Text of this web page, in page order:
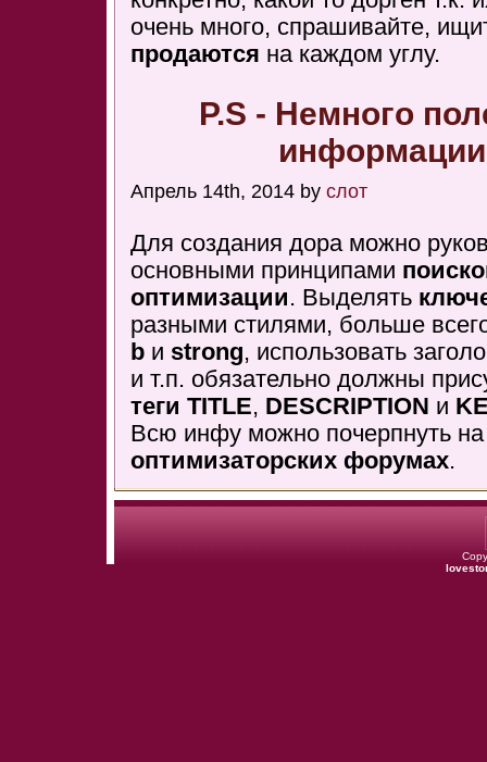
очень много, спрашивайте,
продаются на каждом углу.
P.S - Немного
Апрель 14th, 2014 by слот
Для создания дора можно
основными принципами
оптимизации. Выделять
разными стилями, больше
b и strong, использовать
и т.п. обязательно должны
теги TITLE, DESCRIPTION и
Всю инфу можно почерпнуть на
оптимизаторских форумах.